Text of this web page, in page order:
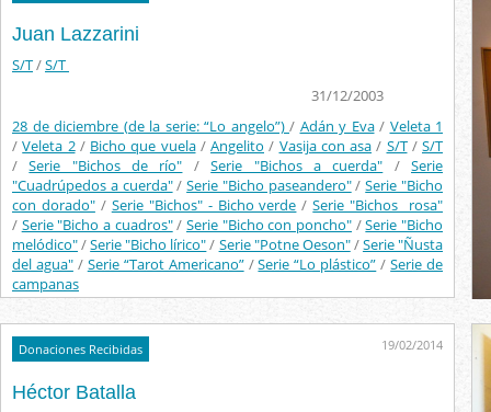
Juan Lazzarini
S/T/S/T
31/12/2003
28 de diciembre (de la serie: “Lo angelo”) / Adán y Eva/ Veleta 1
/Veleta 2/ Bicho que vuela/ Angelito / Vasija con asa / S/T/ S/T
/Serie "Bichos de río" /Serie "Bichos a cuerda" /Serie
"Cuadrúpedos a cuerda"/Serie "Bicho paseandero"/Serie "Bicho
con dorado"/ Serie "Bichos" - Bicho verde /Serie "Bichos rosa"
/ Serie "Bicho a cuadros"/Serie "Bicho con poncho" /Serie "Bicho
melódico"/Serie "Bicho lírico"/ Serie "Potne Oeson"/Serie "Ñusta
del agua"/ Serie “Tarot Americano”/Serie “Lo plástico” /Serie de
campanas
Donaciones Recibidas 19/02/2014
Héctor Batalla